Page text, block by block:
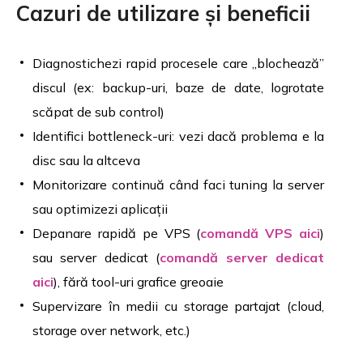
Cazuri de utilizare și beneficii
Diagnostichezi rapid procesele care „blochează”
discul (ex: backup-uri, baze de date, logrotate
scăpat de sub control)
Identifici bottleneck-uri: vezi dacă problema e la
disc sau la altceva
Monitorizare continuă când faci tuning la server
sau optimizezi aplicații
Depanare rapidă pe VPS (comandă VPS aici)
sau server dedicat (comandă server dedicat
aici), fără tool-uri grafice greoaie
Supervizare în medii cu storage partajat (cloud,
storage over network, etc.)